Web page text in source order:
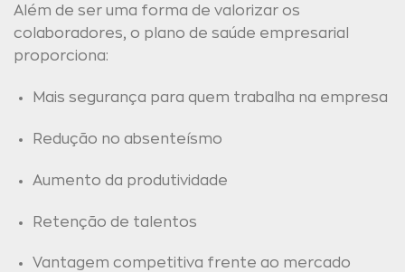
Além de ser uma forma de valorizar os
colaboradores, o plano de saúde empresarial
proporciona:
Mais segurança para quem trabalha na empresa
Redução no absenteísmo
Aumento da produtividade
Retenção de talentos
Vantagem competitiva frente ao mercado